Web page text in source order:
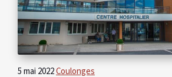
5 mai 2022Coulonges